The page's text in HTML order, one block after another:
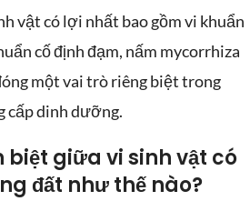
vật có lợi nhất bao gồm vi khuẩn
cố định đạm, nấm mycorrhiza
một vai trò riêng biệt trong
cấp dinh dưỡng.
biệt giữa vi sinh vật có
đất như thế nào?